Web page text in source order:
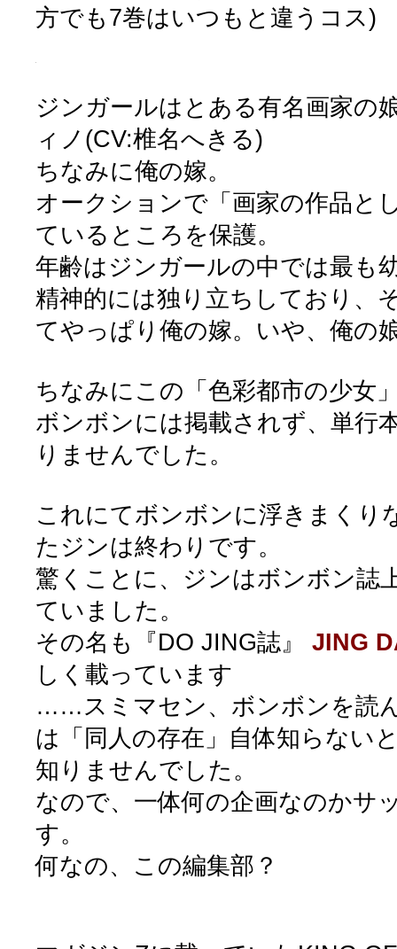
方でも7巻はいつもと違うコス)
ジンガールはとある有名画家の
ィノ(CV:椎名へきる)
ちなみに俺の嫁。
オークションで「画家の作品と
ているところを保護。
年齢はジンガールの中では最も
精神的には独り立ちしており、
てやっぱり俺の嫁。いや、俺の
ちなみにこの「色彩都市の少女
ボンボンには掲載されず、単行
りませんでした。
これにてボンボンに浮きまくり
たジンは終わりです。
驚くことに、ジンはボンボン誌
ていました。
その名も『DO JING誌』 JING
しく載っています
……スミマセン、ボンボンを読
は「同人の存在」自体知らない
知りませんでした。
なので、一体何の企画なのかサ
す。
何なの、この編集部？